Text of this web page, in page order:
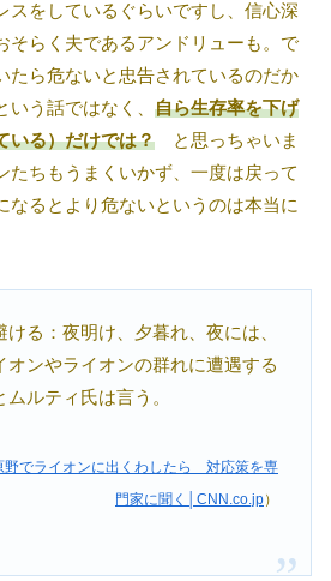
スをしているぐらいですし、信心深
そらく夫であるアンドリューも。で
たら危ないと忠告されているのだか
う話ではなく、 自ら生存率を下げ
いる）だけでは？ と思っちゃいま
たちもうまくいかず、一度は戻って
なるとより危ないというのは本当に
る：夜明け、夕暮れ、夜には、
オンやライオンの群れに遭遇する
ルティ氏は言う。
野でライオンに出くわしたら 対応策を専
門家に聞く│CNN.co.jp）